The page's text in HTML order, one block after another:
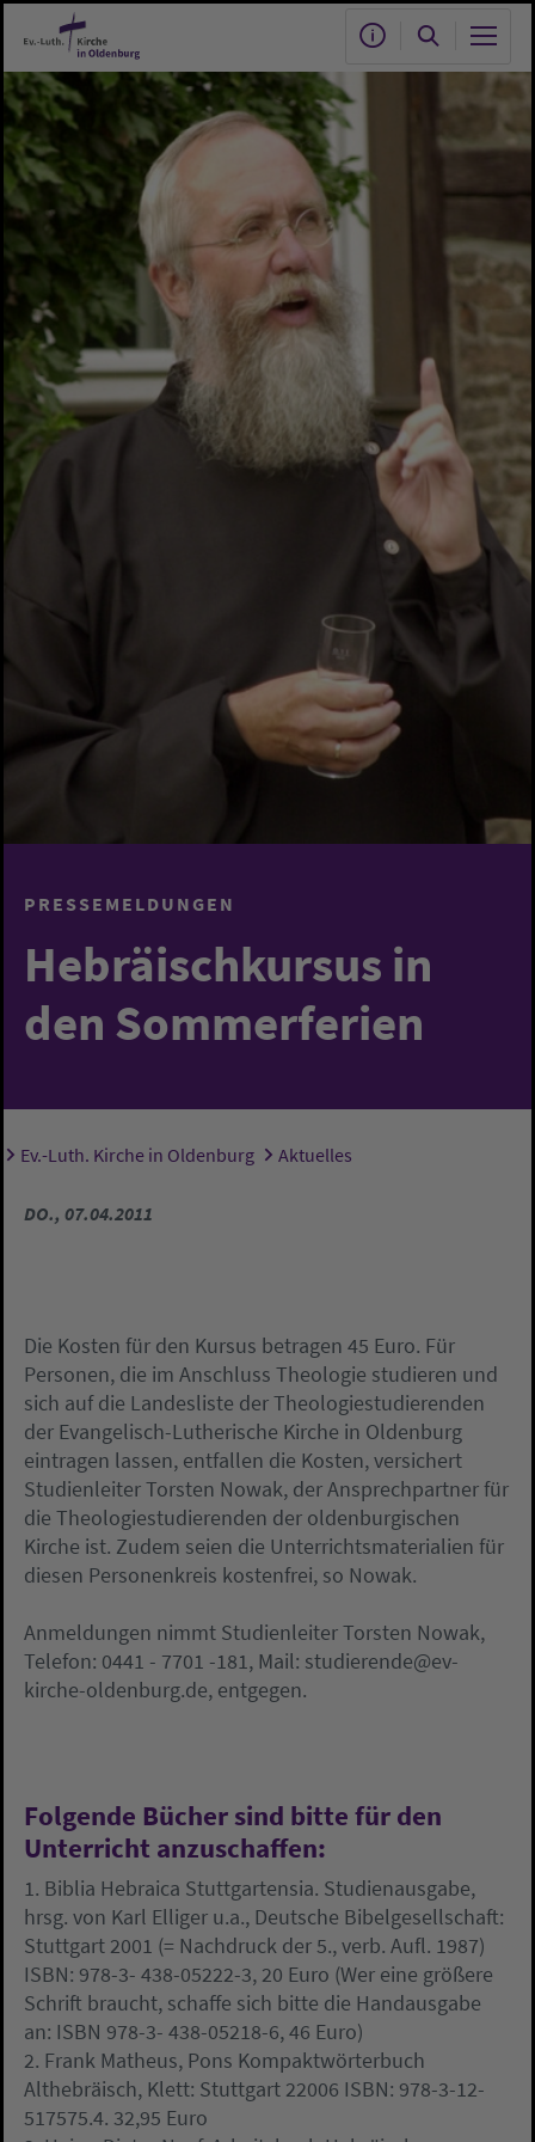
Zum Hauptinhalt springen
PRESSEMELDUNGEN
Hebräischkursus in
den Sommerferien
Sie sind hier:
Ev.-Luth. Kirche in Oldenburg Aktuelles
DO., 07.04.2011
Die Kosten für den Kursus betragen 45 Euro. Für
Personen, die im Anschluss Theologie studieren und
sich auf die Landesliste der Theologiestudierenden
der Evangelisch-Lutherische Kirche in Oldenburg
eintragen lassen, entfallen die Kosten, versichert
Studienleiter Torsten Nowak, der Ansprechpartner für
die Theologiestudierenden der oldenburgischen
Kirche ist. Zudem seien die Unterrichtsmaterialien für
diesen Personenkreis kostenfrei, so Nowak.
Anmeldungen nimmt Studienleiter Torsten Nowak,
Telefon: 0441 - 7701 -181, Mail: studierende@ev-
kirche-oldenburg.de, entgegen.
Folgende Bücher sind bitte für den
Unterricht anzuschaffen:
1. Biblia Hebraica Stuttgartensia. Studienausgabe,
hrsg. von Karl Elliger u.a., Deutsche Bibelgesellschaft:
Stuttgart 2001 (= Nachdruck der 5., verb. Aufl. 1987)
ISBN: 978-3- 438-05222-3, 20 Euro (Wer eine größere
Schrift braucht, schaffe sich bitte die Handausgabe
an: ISBN 978-3- 438-05218-6, 46 Euro)
2. Frank Matheus, Pons Kompaktwörterbuch
Althebräisch, Klett: Stuttgart 22006 ISBN: 978-3-12-
517575.4. 32,95 Euro